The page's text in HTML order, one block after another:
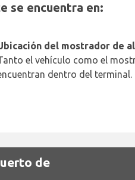
se encuentra en:
del mostrador de
el vehículo como el
dentro del terminal.
de